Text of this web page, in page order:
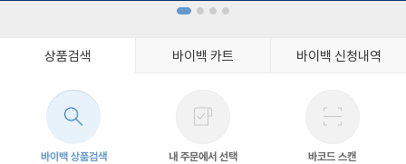
상품검색 바이백 카트 바이백 신청내역
바이백 상품검색 내 주문에서 선택 바코드 스캔